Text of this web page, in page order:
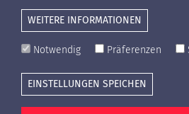
der deutschen
wenig sorgenvolle
Rund 1.800 zertifizierte
aus dem In- und Ausland
zahlreichen Fachseminaren
Diskussionsrunden in der
Cookie-Einstellungen Presse
WEITERE INFORMATIONEN
Notwendig Präferenzen
EINSTELLUNGEN SPEICHEN